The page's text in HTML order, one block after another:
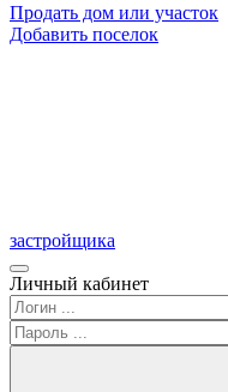
Продать дом или участок
Добавить поселок
застройщика
Личный кабинет